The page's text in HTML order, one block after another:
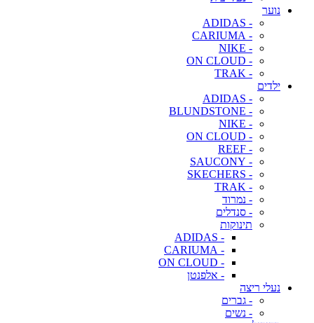
נוער
- ADIDAS
- CARIUMA
- NIKE
- ON CLOUD
- TRAK
ילדים
- ADIDAS
- BLUNDSTONE
- NIKE
- ON CLOUD
- REEF
- SAUCONY
- SKECHERS
- TRAK
- נמרוד
- סנדלים
תינוקות
- ADIDAS
- CARIUMA
- ON CLOUD
- אלפנטן
נעלי ריצה
- גברים
- נשים